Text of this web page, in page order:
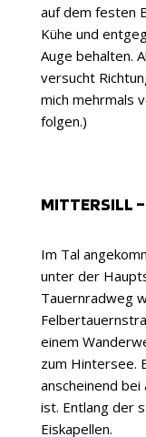
auf dem festen
Kühe und
Auge behalten.
versucht
mich mehrmals
folgen.)
MITTERSILL
Im Tal
unter der
Tauernradweg
einem
zum Hintersee.
anscheinend
ist. Entlang der
Eiskapellen.